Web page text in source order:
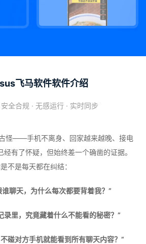
飞马软件软件介绍
全合规 · 无感运行 · 实时同步
怪——手机不离身、回家越来越晚、接电
有了怀疑，但始终差一个确凿的证据。
不是每天都在纠结：
聊天，为什么每次都要背着我？”
录里，究竟藏着什么不能看的秘密？”
碰对方手机就能看到所有聊天内容？”